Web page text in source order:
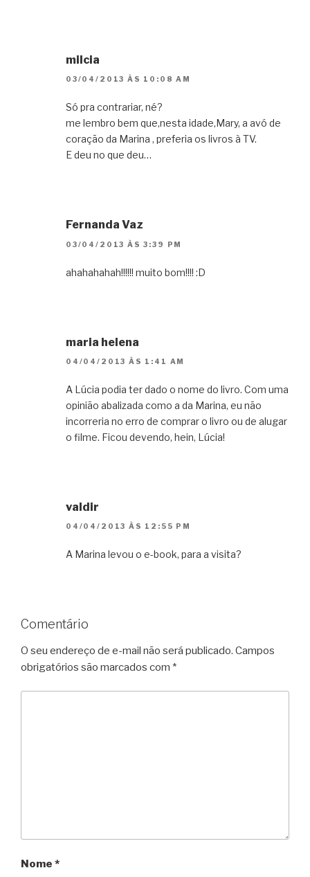
milcia
03/04/2013 ÀS 10:08 AM
Só pra contrariar, né?
me lembro bem que,nesta idade,Mary, a avó de
coração da Marina , preferia os livros à TV.
E deu no que deu…
Fernanda Vaz
03/04/2013 ÀS 3:39 PM
ahahahahah!!!!!! muito bom!!!! :D
maria helena
04/04/2013 ÀS 1:41 AM
A Lúcia podia ter dado o nome do livro. Com uma
opinião abalizada como a da Marina, eu não
incorreria no erro de comprar o livro ou de alugar
o filme. Ficou devendo, hein, Lúcia!
valdir
04/04/2013 ÀS 12:55 PM
A Marina levou o e-book, para a visita?
Comentário
O seu endereço de e-mail não será publicado. Campos
obrigatórios são marcados com *
Nome *